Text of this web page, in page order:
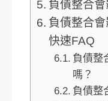
負債整合
負債整合
快速FAQ
負債整
嗎？
負債整